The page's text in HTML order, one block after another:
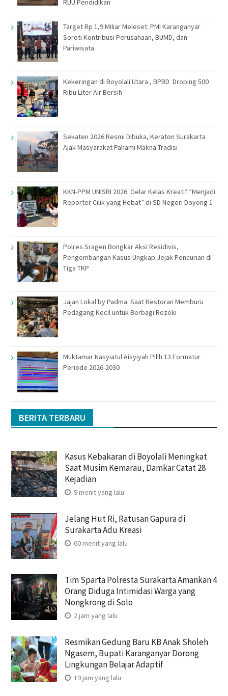
RUU Pendidikan
Target Rp 1,9 Miliar Meleset: PMI Karanganyar
Soroti Kontribusi Perusahaan, BUMD, dan
Pariwisata
Kekeringan di Boyolali Utara , BPBD Droping 500
Ribu Liter Air Bersih
Sekaten 2026 Resmi Dibuka, Keraton Surakarta
Ajak Masyarakat Pahami Makna Tradisi
KKN-PPM UNISRI 2026 Gelar Kelas Kreatif “Menjadi
Reporter Cilik yang Hebat” di SD Negeri Doyong 1
Polres Sragen Bongkar Aksi Residivis,
Pengembangan Kasus Ungkap Jejak Pencurian di
Tiga TKP
Jajan Lokal by Padma: Saat Restoran Memburu
Pedagang Kecil untuk Berbagi Rezeki
Muktamar Nasyiatul Aisyiyah Pilih 13 Formatur
Periode 2026-2030
BERITA TERBARU
Kasus Kebakaran di Boyolali Meningkat
Saat Musim Kemarau, Damkar Catat 28
Kejadian
9 menit yang lalu
Jelang Hut Ri, Ratusan Gapura di
Surakarta Adu Kreasi
60 menit yang lalu
Tim Sparta Polresta Surakarta Amankan 4
Orang Diduga Intimidasi Warga yang
Nongkrong di Solo
2 jam yang lalu
Resmikan Gedung Baru KB Anak Sholeh
Ngasem, Bupati Karanganyar Dorong
Lingkungan Belajar Adaptif
19 jam yang lalu